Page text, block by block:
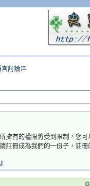
討論區
擁有的權限將受到限制，您
註冊成為我們的一份子，註